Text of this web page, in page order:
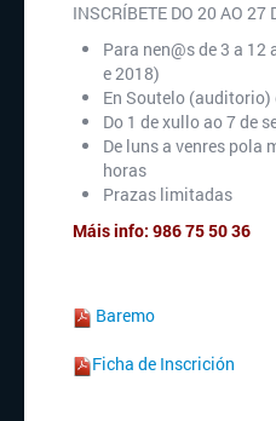
INSCRÍBETE DO 20 AO 27
Para nen@s de 3 a
e 2018)
En Soutelo
Do 1 de xullo ao 7 de
De luns a venres pola
horas
Prazas limitadas
Máis info: 986 75 50 36
Baremo
Ficha de Inscrición